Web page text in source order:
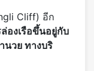
Cliff) อีก
องเรือขึ้นอยู่กับ
นวย ทางบริ